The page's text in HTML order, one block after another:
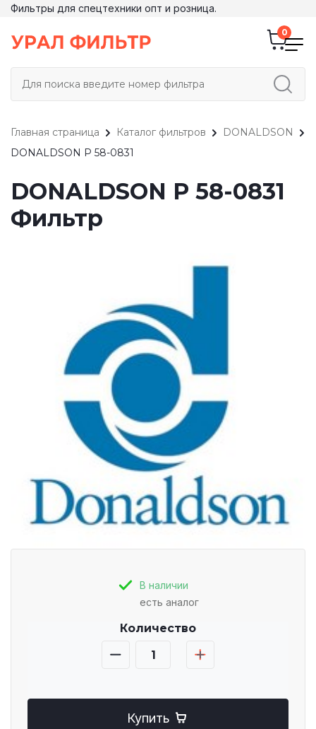
Фильтры для спецтехники опт и розница.
Главная страница Каталог фильтров
DONALDSON
DONALDSON P 58-0831
DONALDSON P 58-0831
Фильтр
В наличии
есть аналог
Количество
Купить